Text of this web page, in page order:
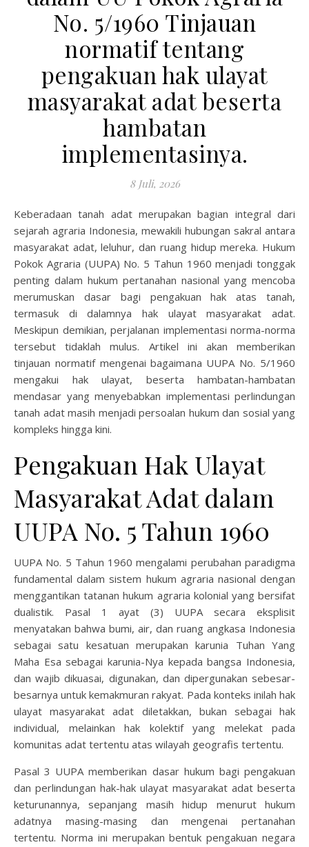
No. 5/1960 Tinjauan
normatif tentang
pengakuan hak ulayat
masyarakat adat beserta
hambatan
implementasinya.
8 Juli, 2026
Keberadaan tanah adat merupakan bagian integral dari
sejarah agraria Indonesia, mewakili hubungan sakral antara
masyarakat adat, leluhur, dan ruang hidup mereka. Hukum
Pokok Agraria (UUPA) No. 5 Tahun 1960 menjadi tonggak
penting dalam hukum pertanahan nasional yang mencoba
merumuskan dasar bagi pengakuan hak atas tanah,
termasuk di dalamnya hak ulayat masyarakat adat.
Meskipun demikian, perjalanan implementasi norma-norma
tersebut tidaklah mulus. Artikel ini akan memberikan
tinjauan normatif mengenai bagaimana UUPA No. 5/1960
mengakui hak ulayat, beserta hambatan-hambatan
mendasar yang menyebabkan implementasi perlindungan
tanah adat masih menjadi persoalan hukum dan sosial yang
kompleks hingga kini.
Pengakuan Hak Ulayat
Masyarakat Adat dalam
UUPA No. 5 Tahun 1960
UUPA No. 5 Tahun 1960 mengalami perubahan paradigma
fundamental dalam sistem hukum agraria nasional dengan
menggantikan tatanan hukum agraria kolonial yang bersifat
dualistik. Pasal 1 ayat (3) UUPA secara eksplisit
menyatakan bahwa bumi, air, dan ruang angkasa Indonesia
sebagai satu kesatuan merupakan karunia Tuhan Yang
Maha Esa sebagai karunia-Nya kepada bangsa Indonesia,
dan wajib dikuasai, digunakan, dan dipergunakan sebesar-
besarnya untuk kemakmuran rakyat. Pada konteks inilah hak
ulayat masyarakat adat diletakkan, bukan sebagai hak
individual, melainkan hak kolektif yang melekat pada
komunitas adat tertentu atas wilayah geografis tertentu.
Pasal 3 UUPA memberikan dasar hukum bagi pengakuan
dan perlindungan hak-hak ulayat masyarakat adat beserta
keturunannya, sepanjang masih hidup menurut hukum
adatnya masing-masing dan mengenai pertanahan
tertentu. Norma ini merupakan bentuk pengakuan negara